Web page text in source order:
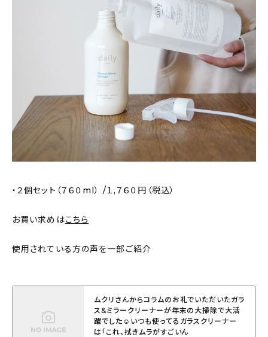
・２個セット（７６０ml） /１,７６０円（税込）
お買い求めはこちら
使用されている方の声を一部ご紹介
ムクリさんからコラムのお礼でいただいたガラ
ス&ミラークリーナーが年末の大掃除で大活
躍でした☺︎ いつも使ってるガラスクリーナー
は 「これ、拭きムラがすごいん